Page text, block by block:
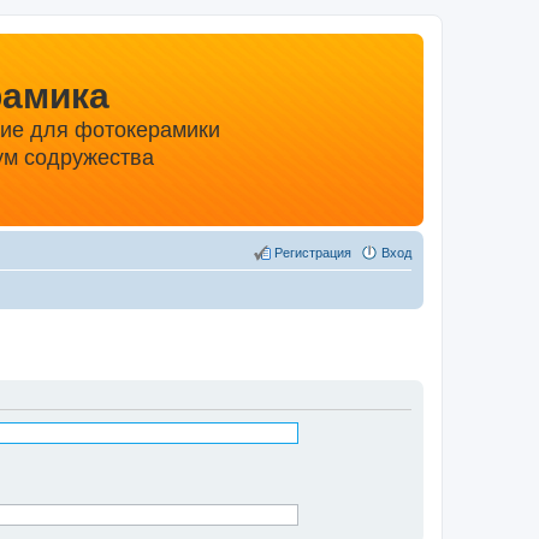
для фотокерамики
содружества
Вход
Регистрация